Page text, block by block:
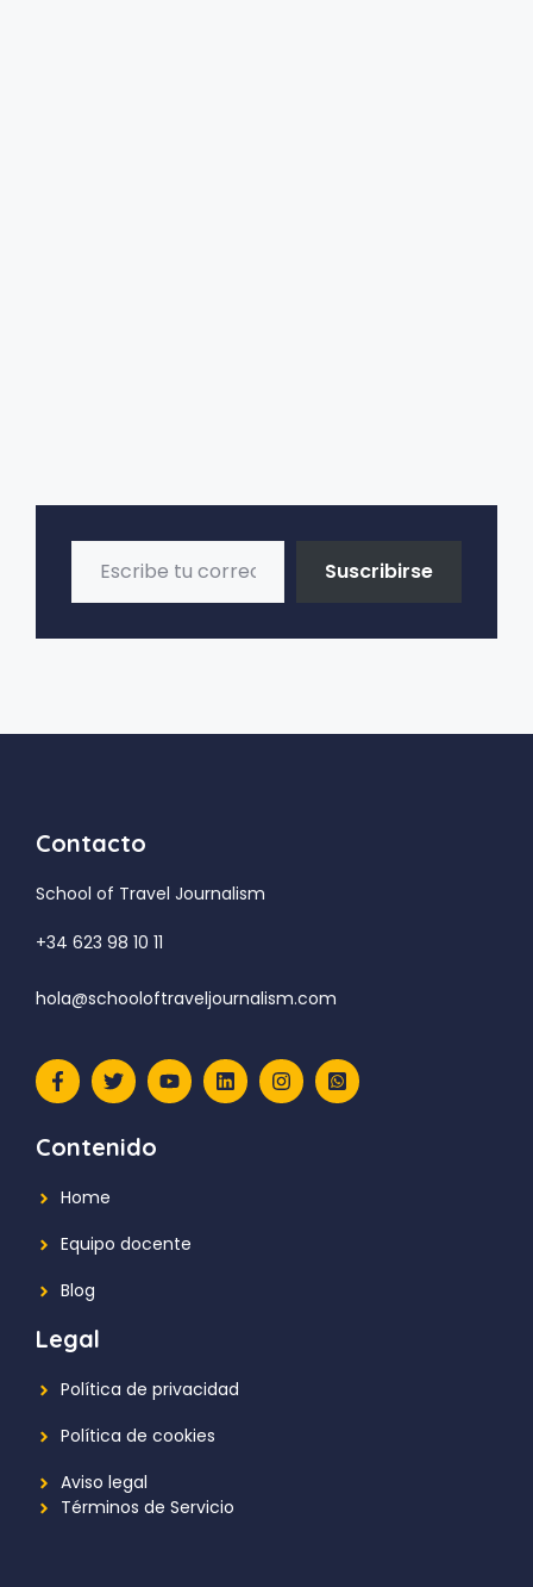
Escribe tu correo electrónico…
Suscribirse
Contacto
School of Travel Journalism
+34 623 98 10 11
hola@schooloftraveljournalism.com
Contenido
Home
Equipo docente
Blog
Legal
Política de privacidad
Política de cookies
Aviso legal
Términos de Servicio